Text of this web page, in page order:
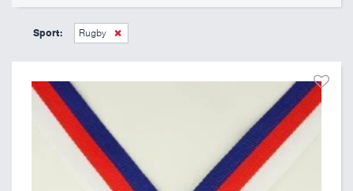
8 Kč
Sport: Rugby